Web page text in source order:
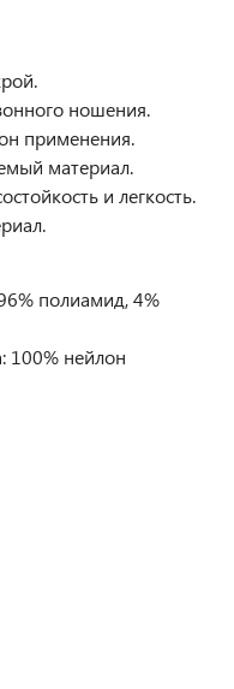
ношения.
применения.
материал.
и легкость.
полиамид, 4%
100% нейлон